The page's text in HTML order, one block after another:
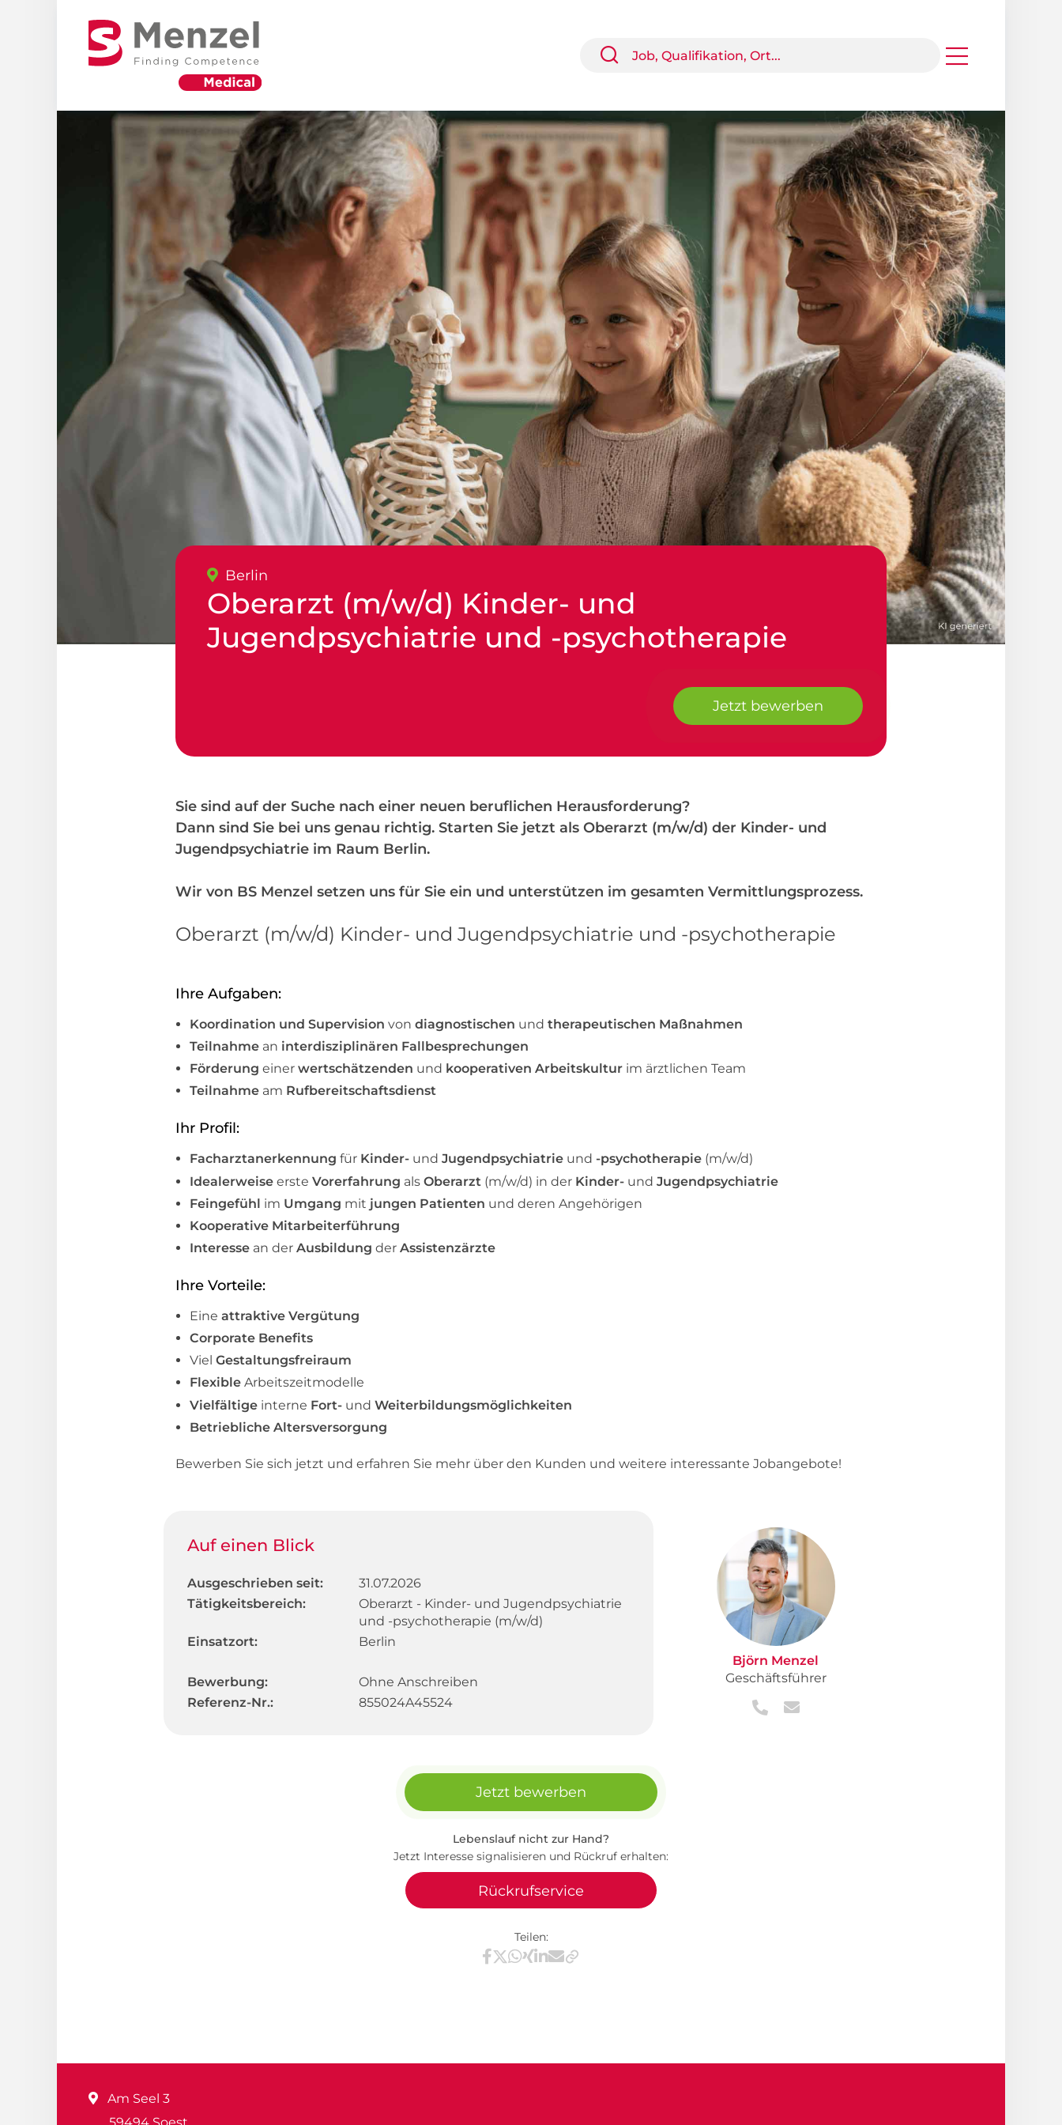
Berlin
Oberarzt (m/w/d) Kinder- und
Jugendpsychiatrie und -psychotherapie
Jetzt bewerben
Sie sind auf der Suche nach einer neuen beruflichen Herausforderung?
Dann sind Sie bei uns genau richtig. Starten Sie jetzt als Oberarzt (m/w/d) der Kinder- und
Jugendpsychiatrie im Raum Berlin.
Wir von BS Menzel setzen uns für Sie ein und unterstützen im gesamten Vermittlungsprozess.
Oberarzt (m/w/d) Kinder- und Jugendpsychiatrie und -psychotherapie
Ihre Aufgaben:
Koordination und Supervision von diagnostischen und therapeutischen Maßnahmen
Teilnahme an interdisziplinären Fallbesprechungen
Förderung einer wertschätzenden und kooperativen Arbeitskultur im ärztlichen Team
Teilnahme am Rufbereitschaftsdienst
Ihr Profil:
Facharztanerkennung für Kinder- und Jugendpsychiatrie und -psychotherapie (m/w/d)
Idealerweise erste Vorerfahrung als Oberarzt (m/w/d) in der Kinder- und Jugendpsychiatrie
Feingefühl im Umgang mit jungen Patienten und deren Angehörigen
Kooperative Mitarbeiterführung
Interesse an der Ausbildung der Assistenzärzte
Ihre Vorteile:
Eine attraktive Vergütung
Corporate Benefits
Viel Gestaltungsfreiraum
Flexible Arbeitszeitmodelle
Vielfältige interne Fort- und Weiterbildungsmöglichkeiten
Betriebliche Altersversorgung
Bewerben Sie sich jetzt und erfahren Sie mehr über den Kunden und weitere interessante Jobangebote!
Auf einen Blick
Ausgeschrieben seit:
31.07.2026
Tätigkeitsbereich:
Oberarzt - Kinder- und Jugendpsychiatrie
und -psychotherapie (m/w/d)
Einsatzort:
Berlin
Bewerbung:
Ohne Anschreiben
Referenz-Nr.:
855024A45524
Björn Menzel
Geschäftsführer
Jetzt bewerben
Lebenslauf nicht zur Hand?
Jetzt Interesse signalisieren und Rückruf erhalten:
Rückrufservice
Teilen:
Teilen via Facebook
Teilen via X / Twitter
Teilen via WhatsApp
Teilen via Xing
Teilen via LinkedIn
Teilen via E-Mail
Am Seel 3
59494 Soest